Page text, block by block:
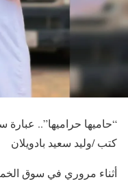
“حاميها حراميها”.. عبارة
كتب /وليد سعيد بادويلان
أثناء مروري في سوق